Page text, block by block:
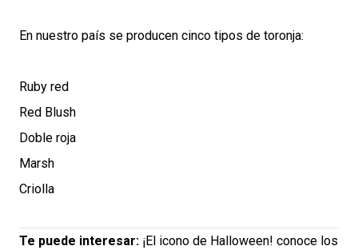
En nuestro país se producen cinco tipos de toronja:
Ruby red
Red Blush
Doble roja
Marsh
Criolla
Te puede interesar: ¡El icono de Halloween! conoce los